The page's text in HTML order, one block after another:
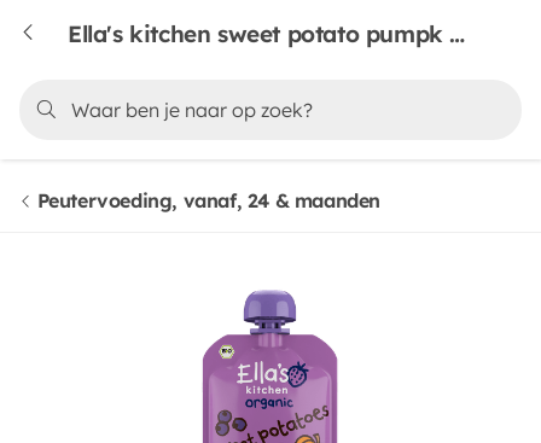
Ella's kitchen sweet potato pumpk apple blueb 4 mnd
Peutervoeding, vanaf, 24 & maanden